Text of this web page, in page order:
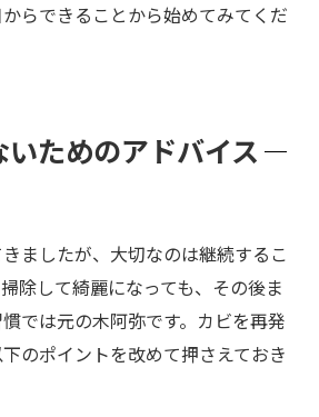
らできることから始めてみてくだ
ためのアドバイス
ましたが、大切なのは継続するこ
除して綺麗になっても、その後ま
では元の木阿弥です。カビを再発
のポイントを改めて押さえておき